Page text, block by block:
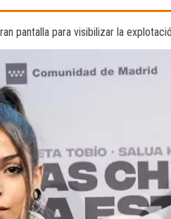
pantalla para visibilizar la